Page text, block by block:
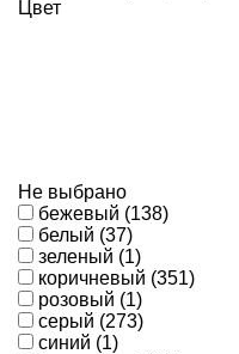
Цвет
Не выбрано
бежевый (138)
белый (37)
зеленый (1)
коричневый (351)
розовый (1)
серый (273)
синий (1)